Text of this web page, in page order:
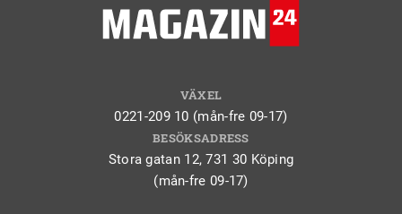
VÄXEL
0221-209 10 (mån-fre 09-17)
BESÖKSADRESS
Stora gatan 12, 731 30 Köping
(mån-fre 09-17)